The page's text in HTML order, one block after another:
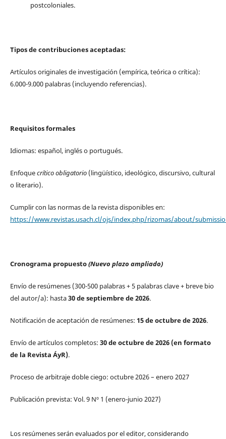
postcoloniales.
Tipos de contribuciones aceptadas:
Artículos originales de investigación (empírica, teórica o crítica):
6.000-9.000 palabras (incluyendo referencias).
Requisitos formales
Idiomas: español, inglés o portugués.
Enfoquecrítico obligatorio(lingüístico, ideológico, discursivo, cultural
o literario).
Cumplir con las normas de la revista disponibles en:
https://www.revistas.usach.cl/ojs/index.php/rizomas/about/
Cronograma propuesto(Nuevo plazo ampliado)
Envío de resúmenes (300-500 palabras + 5 palabras clave + breve bio
del autor/a): hasta30 de septiembre de 2026.
Notificación de aceptación de resúmenes: 15 de octubre de 2026.
Envío de artículos completos: 30 de octubre de 2026 (en formato
de la Revista ÁyR).
Proceso de arbitraje doble ciego: octubre 2026 – enero 2027
Publicación prevista: Vol. 9 Nº 1 (enero-junio 2027)
Los resúmenes serán evaluados por el editor, considerando